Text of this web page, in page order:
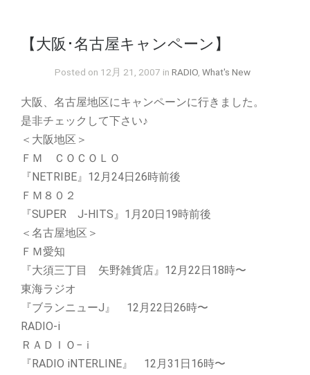
【大阪･名古屋キャンペーン】
Posted on 12月 21, 2007 in RADIO, What's New
大阪、名古屋地区にキャンペーンに行きました。
是非チェックして下さい♪
＜大阪地区＞
ＦＭ ＣＯＣＯＬＯ
『NETRIBE』12月24日26時前後
ＦＭ８０２
『SUPER J-HITS』1月20日19時前後
＜名古屋地区＞
ＦＭ愛知
『大須三丁目 矢野雑貨店』12月22日18時〜
東海ラジオ
『ブランニューJ』 12月22日26時〜
RADIO-i
ＲＡＤＩＯ−ｉ
『RADIO iNTERLINE』 12月31日16時〜